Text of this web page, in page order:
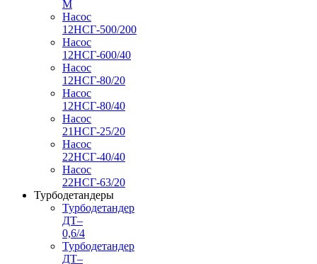
М
Насос
12НСГ-500/200
Насос
12НСГ-600/40
Насос
12НСГ-80/20
Насос
12НСГ-80/40
Насос
21НСГ-25/20
Насос
22НСГ-40/40
Насос
22НСГ-63/20
Турбодетандеры
Турбодетандер
ДТ–
0,6/4
Турбодетандер
ДТ–